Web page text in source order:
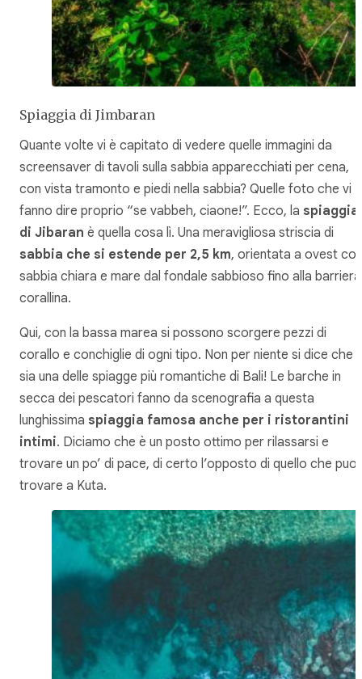
Spiaggia di Jimbaran
Quante volte vi è capitato di vedere quelle immagini da
screensaver di tavoli sulla sabbia apparecchiati per cena,
con vista tramonto e piedi nella sabbia? Quelle foto che vi
fanno dire proprio “se vabbeh, ciaone!”. Ecco, la spiaggia
di Jibaran è quella cosa lì. Una meravigliosa striscia di
sabbia che si estende per 2,5 km, orientata a ovest con
sabbia chiara e mare dal fondale sabbioso fino alla barriera
corallina.
Qui, con la bassa marea si possono scorgere pezzi di
corallo e conchiglie di ogni tipo. Non per niente si dice che
sia una delle spiagge più romantiche di Bali! Le barche in
secca dei pescatori fanno da scenografia a questa
lunghissima spiaggia famosa anche per i ristorantini
intimi. Diciamo che è un posto ottimo per rilassarsi e
trovare un po’ di pace, di certo l’opposto di quello che puoi
trovare a Kuta.